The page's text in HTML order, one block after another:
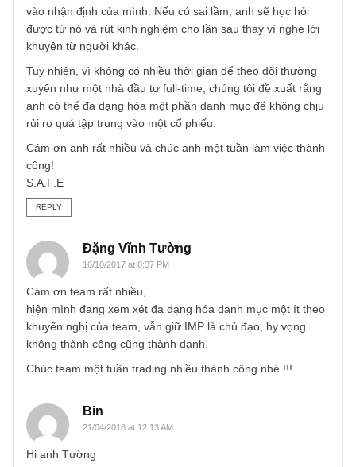
thể xem nhẹ tỉ lệ P/E để tiếp tục đầu tư hay không.
Mong nhận được ý kiến bình luận của team
TGN_S.A.F.E Team
16/10/2017 at 9:43 AM
Dear anh Tường,
Tỷ lệ P/E x P/B được ngài Graham khá ưa thích, ông đặt
giới hạn tối đa cho số nhân này là 22.5 (=15×1.5), song
cần được áp dụng một cách không chủ quan. Cám ơn
chuyên sâu về cách dùng này.
Về case IMP thì theo chúng tôi hiểu anh đang nắm giữ
IMP? Nếu đã quyết định rồi thì chúng tôi nghĩ anh nên tin
vào nhận định của mình. Nếu có sai lầm, anh sẽ học hỏi
được từ nó và rút kinh nghiệm cho lần sau thay vì nghe lời
khuyên từ người khác.
xuyên như một nhà đầu tư full-time, chúng tôi đề xuất
anh có thể đa dạng hóa một phần danh mục để không